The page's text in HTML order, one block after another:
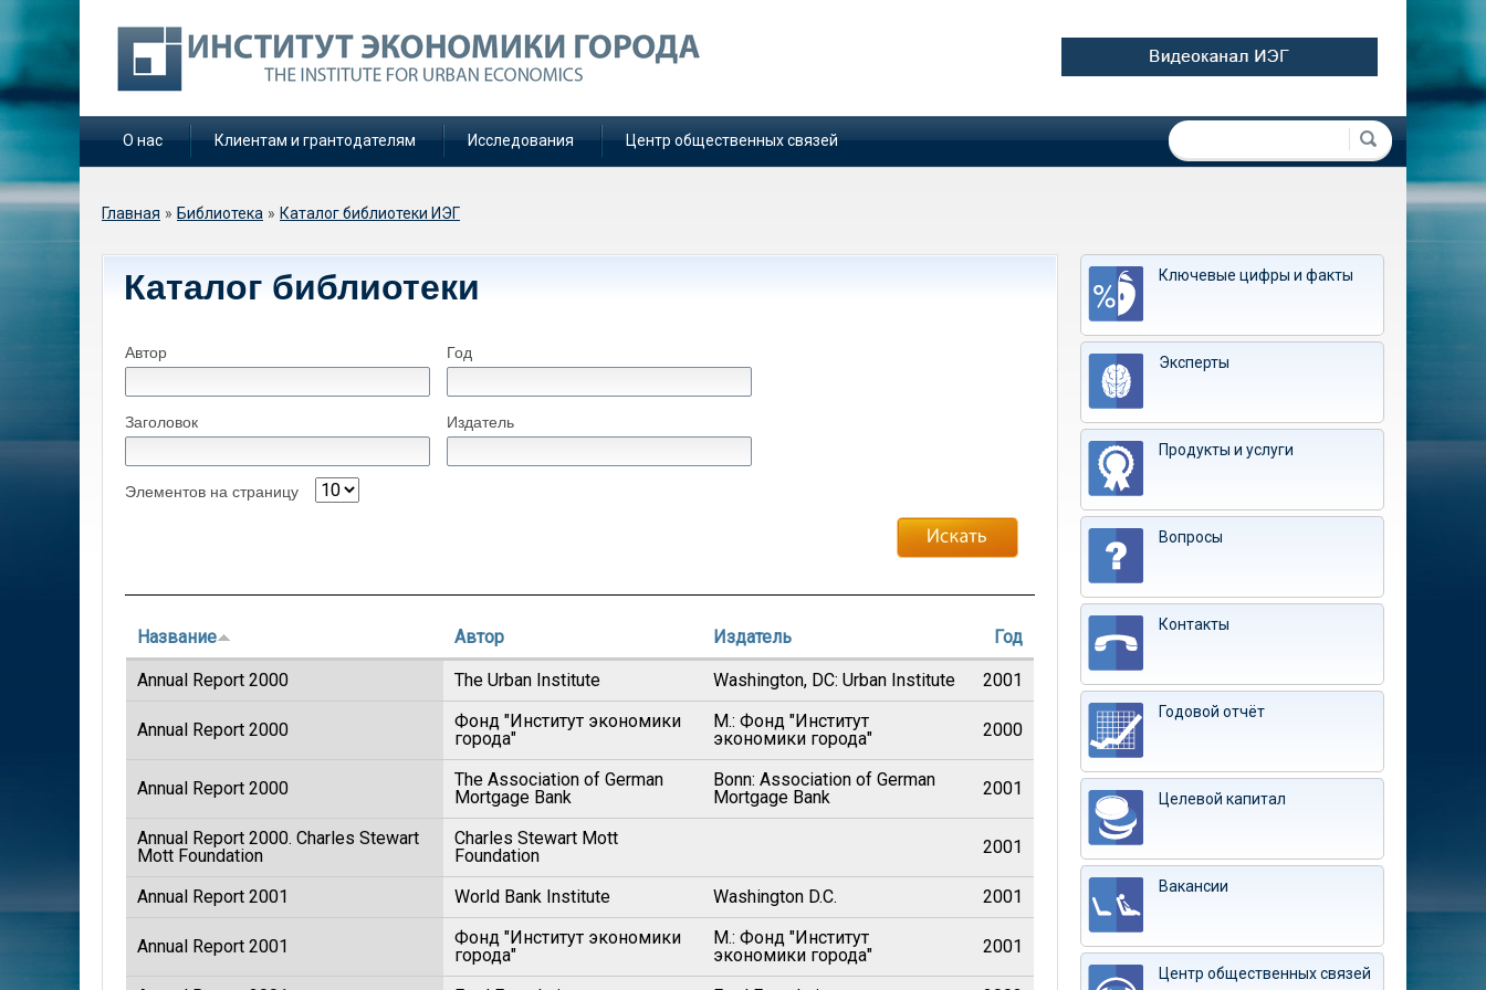
О нас Клиентам и грантодателям Исследования Центр общественных связей Форма поиска
Поиск
Вы здесь
Главная » Библиотека » Каталог библиотеки ИЭГ
Каталог библиотеки
Автор Год
Заголовок Издатель
Элементов на страницу
Название Автор Издатель Год
Annual Report 2000 The Urban Institute Washington, DC: Urban Institute 2001
Annual Report 2000
Фонд "Институт экономики
города"
М.: Фонд "Институт
экономики города"
2000
Annual Report 2000
The Association of German
Mortgage Bank
Bonn: Association of German
Mortgage Bank
2001
Annual Report 2000. Charles Stewart
Mott Foundation
Charles Stewart Mott
Foundation
2001
Annual Report 2001 World Bank Institute Washington D.C. 2001
Annual Report 2001
Фонд "Институт экономики
города"
M.: Фонд "Институт
экономики города"
2001
Ключевые цифры и факты
Эксперты
Продукты и услуги
Вопросы
Контакты
Годовой отчёт
Целевой капитал
Вакансии
Центр общественных связей